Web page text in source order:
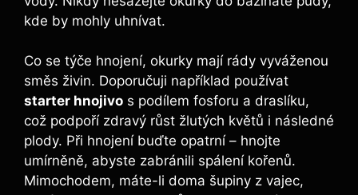
kde by mohly uhnívat.
Co se týče hnojení, okurky mají rády vyváženou
směs živin. Doporučuji například používat
starter hnojivo s podílem fosforu a draslíku,
což podpoří zdravý růst žlutých květů i následné
plody. Při hnojení buďte opatrní – hnojte
umírněně, abyste zabránili spálení kořenů.
Mimochodem, máte-li doma šupiny z vajec,